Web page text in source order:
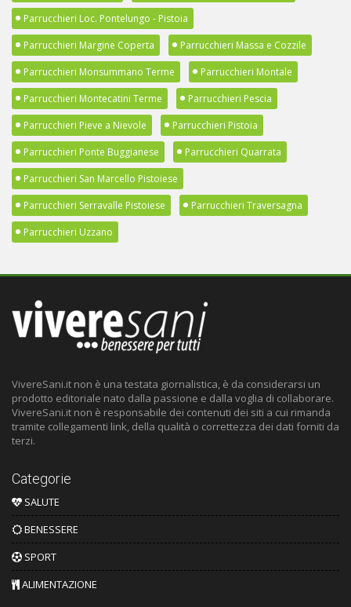
Parrucchieri Loc. Pontelungo - Pistoia
Parrucchieri Margine Coperta
Parrucchieri Massa e Cozzile
Parrucchieri Monsummano Terme
Parrucchieri Montale
Parrucchieri Montecatini Terme
Parrucchieri Pescia
Parrucchieri Pieve a Nievole
Parrucchieri Pistoia
Parrucchieri Ponte Buggianese
Parrucchieri Quarrata
Parrucchieri San Marcello Pistoiese
Parrucchieri Serravalle Pistoiese
Parrucchieri Traversagna
Parrucchieri Uzzano
VivereSani.it non è una testata giornalistica, è da considerarsi un
prodotto editoriale nato dalla passione e dalla voglia di collaborare.
VivereSani.it non è responsabile dei contenuti dei siti a cui rimanda
tramite collegamenti link, della qualità o correttezza dei dati forniti da
terzi.
Categorie
SALUTE
BENESSERE
SPORT
ALIMENTAZIONE